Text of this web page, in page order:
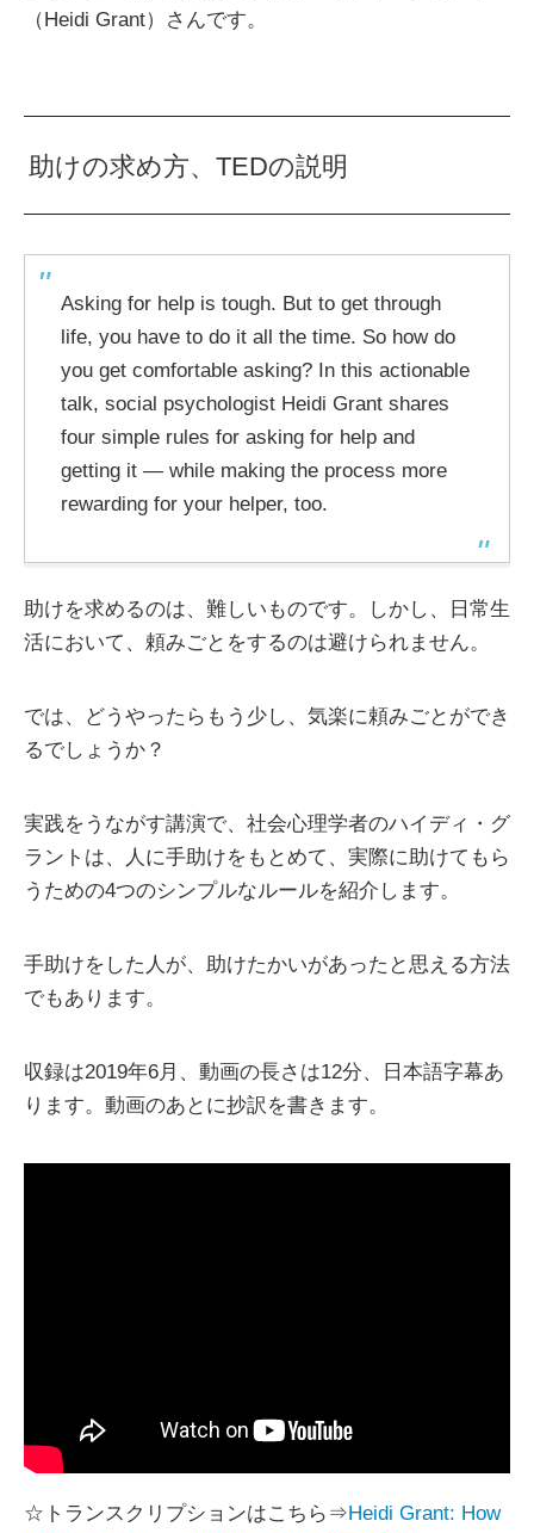
（Heidi Grant）さんです。
助けの求め方、TEDの説明
Asking for help is tough. But to get through
life, you have to do it all the time. So how do
you get comfortable asking? In this actionable
talk, social psychologist Heidi Grant shares
four simple rules for asking for help and
getting it — while making the process more
rewarding for your helper, too.
助けを求めるのは、難しいものです。しかし、日常生
活において、頼みごとをするのは避けられません。
では、どうやったらもう少し、気楽に頼みごとができ
るでしょうか？
実践をうながす講演で、社会心理学者のハイディ・グ
ラントは、人に手助けをもとめて、実際に助けてもら
うための4つのシンプルなルールを紹介します。
手助けをした人が、助けたかいがあったと思える方法
でもあります。
収録は2019年6月、動画の長さは12分、日本語字幕あ
ります。動画のあとに抄訳を書きます。
☆トランスクリプションはこちら⇒Heidi Grant: How